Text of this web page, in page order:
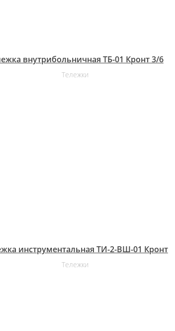
внутрибольничная ТБ-01 Кронт 3/6
Тележки
инструментальная ТИ-2-ВШ-01 Кронт
Тележки